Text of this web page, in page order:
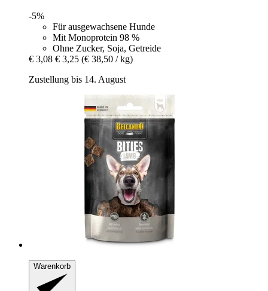
-5%
Für ausgewachsene Hunde
Mit Monoprotein 98 %
Ohne Zucker, Soja, Getreide
€ 3,08 € 3,25 (€ 38,50 / kg)
Zustellung bis 14. August
Warenkorb